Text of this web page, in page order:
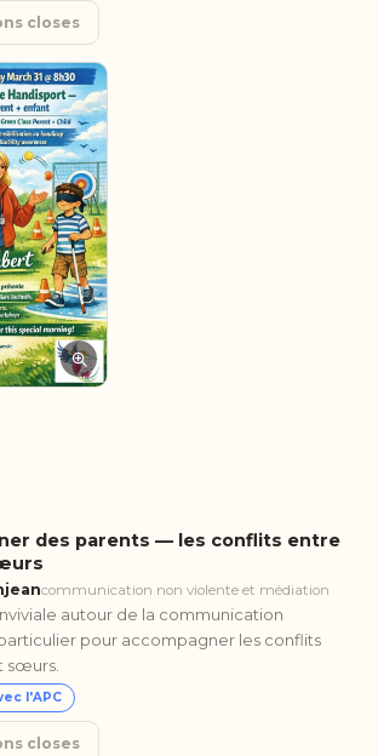
closes
des parents — les conflits entre
communication non violente et médiation
autour de la communication
pour accompagner les conflits
sœurs.
l'APC
closes